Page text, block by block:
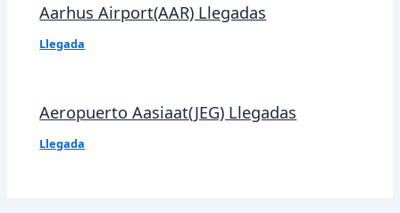
Aarhus Airport(AAR) Llegadas
Llegada
Aeropuerto Aasiaat(JEG) Llegadas
Llegada